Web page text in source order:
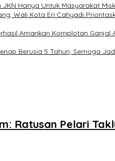
Hanya Untuk Masyarakat
Wali Kota Eri Cahyadi
Amankan Komplotan Ganjal
Berusia 5 Tahun, Semoga
Ratusan Pelari